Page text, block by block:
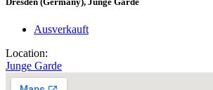
Ausverkauft
Location:
Junge Garde